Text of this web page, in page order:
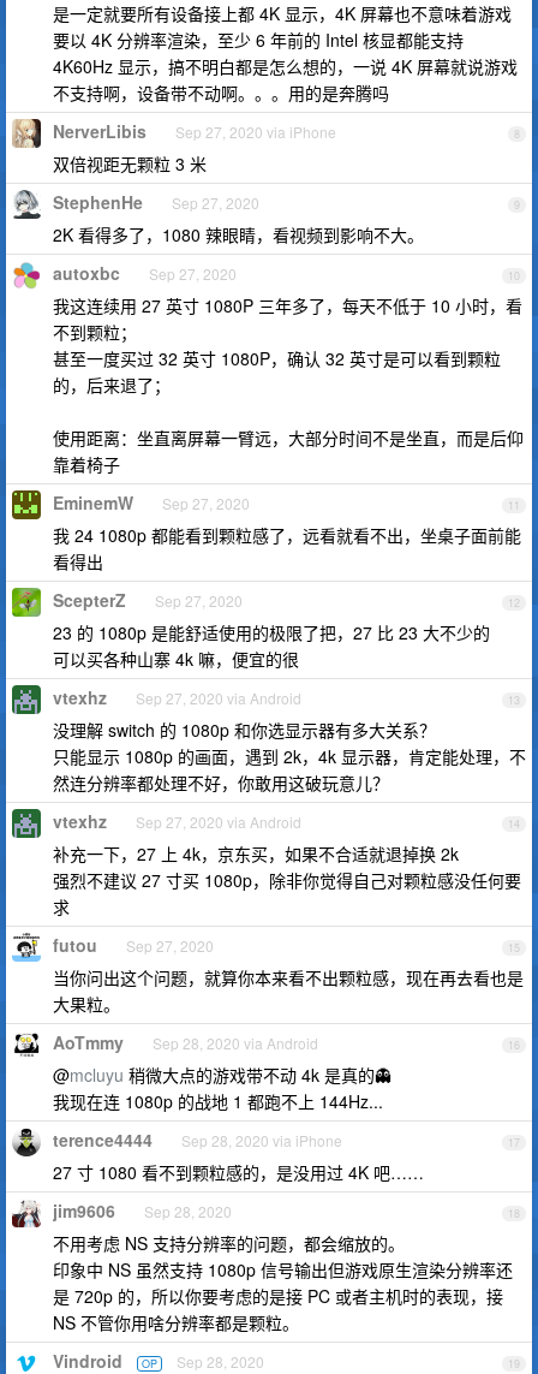
是一定就要所有设备接上都 4K 显示，4K 屏幕也不意味着游戏
要以 4K 分辨率渲染，至少 6 年前的 Intel 核显都能支持
4K60Hz 显示，搞不明白都是怎么想的，一说 4K 屏幕就说游戏
不支持啊，设备带不动啊。。。用的是奔腾吗
8
NerverLibis Sep 27, 2020 via iPhone
双倍视距无颗粒 3 米
9
StephenHe Sep 27, 2020
2K 看得多了，1080 辣眼睛，看视频到影响不大。
10
autoxbc Sep 27, 2020
我这连续用 27 英寸 1080P 三年多了，每天不低于 10 小时，看
不到颗粒；
甚至一度买过 32 英寸 1080P，确认 32 英寸是可以看到颗粒
的，后来退了；
使用距离：坐直离屏幕一臂远，大部分时间不是坐直，而是后仰
靠着椅子
11
EminemW Sep 27, 2020
我 24 1080p 都能看到颗粒感了，远看就看不出，坐桌子面前能
看得出
12
ScepterZ Sep 27, 2020
23 的 1080p 是能舒适使用的极限了把，27 比 23 大不少的
可以买各种山寨 4k 嘛，便宜的很
13
vtexhz Sep 27, 2020 via Android
没理解 switch 的 1080p 和你选显示器有多大关系？
只能显示 1080p 的画面，遇到 2k，4k 显示器，肯定能处理，不
然连分辨率都处理不好，你敢用这破玩意儿？
14
vtexhz Sep 27, 2020 via Android
补充一下，27 上 4k，京东买，如果不合适就退掉换 2k
强烈不建议 27 寸买 1080p，除非你觉得自己对颗粒感没任何要
求
15
futou Sep 27, 2020
当你问出这个问题，就算你本来看不出颗粒感，现在再去看也是
大果粒。
16
AoTmmy Sep 28, 2020 via Android
@mcluyu 稍微大点的游戏带不动 4k 是真的👻
我现在连 1080p 的战地 1 都跑不上 144Hz...
17
terence4444 Sep 28, 2020 via iPhone
27 寸 1080 看不到颗粒感的，是没用过 4K 吧……
18
jim9606 Sep 28, 2020
不用考虑 NS 支持分辨率的问题，都会缩放的。
印象中 NS 虽然支持 1080p 信号输出但游戏原生渲染分辨率还
是 720p 的，所以你要考虑的是接 PC 或者主机时的表现，接
NS 不管你用啥分辨率都是颗粒。
19
Vindroid OP Sep 28, 2020